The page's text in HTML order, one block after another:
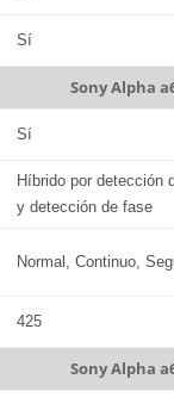
Sí
Sony Alpha
Sí
Híbrido por detección
y detección de fase
Normal, Continuo,
425
Sony Alpha